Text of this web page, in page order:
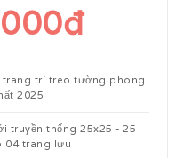
trang trí treo tường phong
2025
truyền thống 25x25 - 25
04 trang lưu